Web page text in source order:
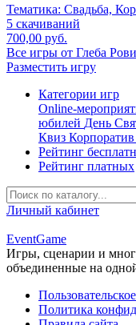
Тематика: Свадьба,
5 скачиваний
700,00 руб.
Все игры от Глеба
Разместить игру
Категории игр
Online-
юбилей День
Квиз Корпоратив
Рейтинг
Рейтинг платных
Личный кабинет
EventGame
Игры, сценарии и
объединенные на
Политика